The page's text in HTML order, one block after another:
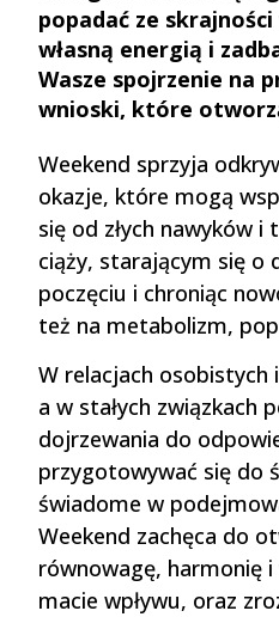
popadać ze
własną energią i
Wasze spojrzenie na
wnioski, które
Weekend sprzyja
okazje, które mogą
się od złych nawyków
ciąży, starającym się o
poczęciu i chroniąc
też na metabolizm,
W relacjach osobistych
a w stałych związkach
dojrzewania do
przygotowywać się do
świadome w
Weekend zachęca do
równowagę, harmonię
macie wpływu, oraz